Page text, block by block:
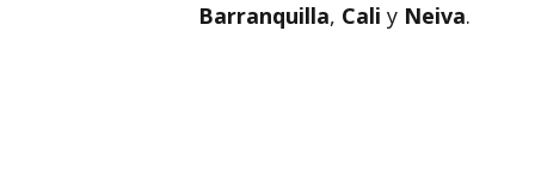
Barranquilla, Cali y Neiva.